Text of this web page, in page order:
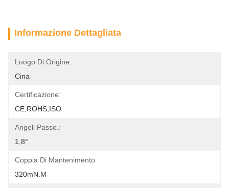
Informazione Dettagliata
Luogo Di Origine:
Cina
Certificazione:
CE,ROHS,ISO
Angeli Passo.:
1,8°
Coppia Di Mantenimento:
320mN.m